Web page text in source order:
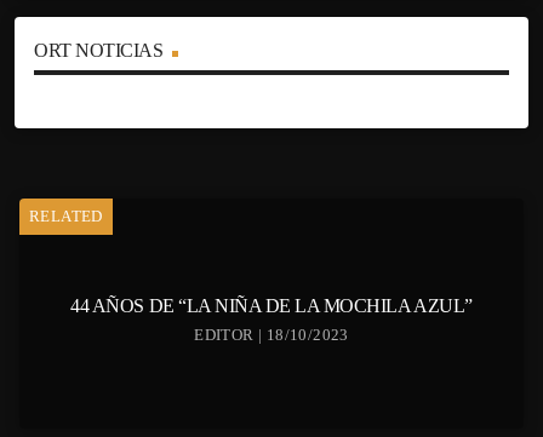
ORT NOTICIAS
RELATED
44 AÑOS DE “LA NIÑA DE LA MOCHILA AZUL”
EDITOR | 18/10/2023